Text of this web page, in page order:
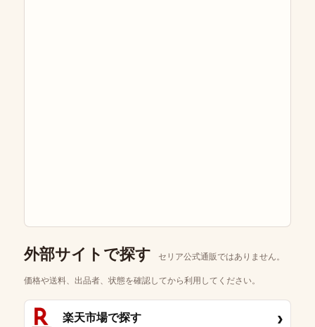
外部サイトで探す セリア公式通販ではありません。
価格や送料、出品者、状態を確認してから利用してください。
楽天市場で探す ›